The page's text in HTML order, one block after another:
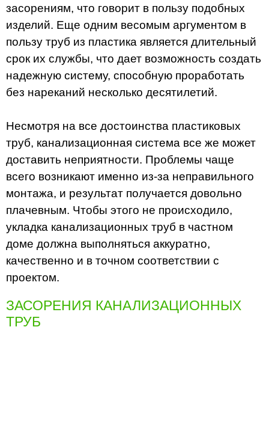
засорениям, что говорит в пользу подобных
изделий. Еще одним весомым аргументом в
пользу труб из пластика является длительный
срок их службы, что дает возможность создать
надежную систему, способную проработать
без нареканий несколько десятилетий.
Несмотря на все достоинства пластиковых
труб, канализационная система все же может
доставить неприятности. Проблемы чаще
всего возникают именно из-за неправильного
монтажа, и результат получается довольно
плачевным. Чтобы этого не происходило,
укладка канализационных труб в частном
доме должна выполняться аккуратно,
качественно и в точном соответствии с
проектом.
ЗАСОРЕНИЯ КАНАЛИЗАЦИОННЫХ
ТРУБ